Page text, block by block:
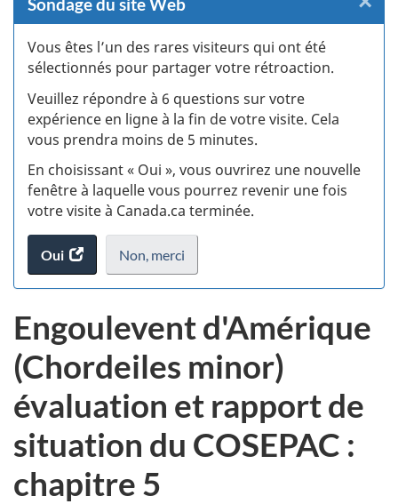
Sondage du site Web
Vous êtes l’un des rares visiteurs qui ont été
sélectionnés pour partager votre rétroaction.
Veuillez répondre à 6 questions sur votre
expérience en ligne à la fin de votre visite. Cela
vous prendra moins de 5 minutes.
En choisissant « Oui », vous ouvrirez une nouvelle
fenêtre à laquelle vous pourrez revenir une fois
votre visite à Canada.ca terminée.
Oui
accéder
au
Non, je
ne
participer
sondage
du
site
web,
merci
Engoulevent d'Amérique
(Chordeiles minor)
évaluation et rapport de
situation du COSEPAC :
chapitre 5